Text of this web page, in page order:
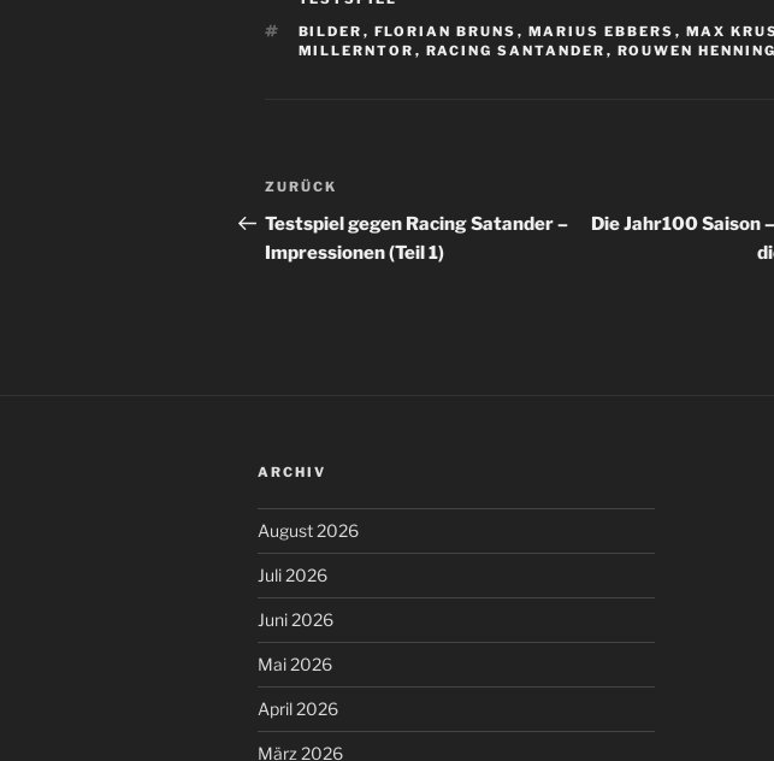
SCHLAGWÖRTER
BILDER , FLORIAN BRUNS , MARIUS EBBERS , MAX
MILLERNTOR , RACING SANTANDER , ROUWEN
Beitragsnavigation
Vorheriger
Beitrag
ZURÜCK
Testspiel gegen Racing Satander –
Impressionen (Teil 1)
Die Jahr100 Saison
ARCHIV
August 2026
Juli 2026
Juni 2026
Mai 2026
April 2026
März 2026